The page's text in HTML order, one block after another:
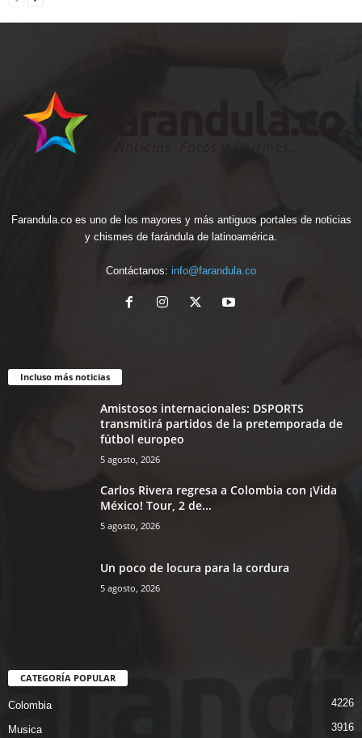
Farandula.co es uno de los mayores y más antiguos portales de noticias
y chismes de farándula de latinoamérica.
Contáctanos: info@farandula.co
Incluso más noticias
Amistosos internacionales: DSPORTS
transmitirá partidos de la pretemporada de
fútbol europeo
5 agosto, 2026
Carlos Rivera regresa a Colombia con ¡Vida
México! Tour, 2 de...
5 agosto, 2026
Un poco de locura para la cordura
5 agosto, 2026
CATEGORÍA POPULAR
Colombia 4226
Musica 3916